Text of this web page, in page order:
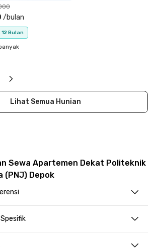
/bulan
Bulan
Lihat Semua Hunian
Sewa Apartemen Dekat Politeknik
(PNJ) Depok